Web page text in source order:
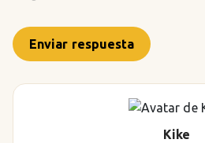
Enviar respuesta
Kike